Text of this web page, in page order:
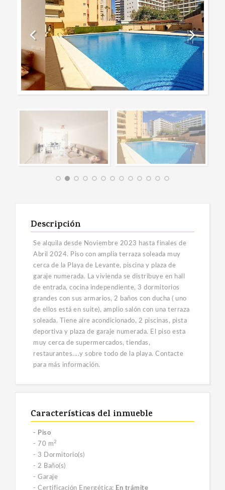
Descripción
Se alquila desde Noviembre 2023 hasta finales de
Abril 2024. Piso con amplia terraza soleada muy
cerca de la Playa de Levante, piscina y plaza de
garaje numerada. La vivienda se distribuye en hall
de entrada, cocina independiente, 3 dormitorios
grandes con sus armarios, 2 baños con ducha ( uno
de ellos está en suite), amplio salón con una terraza
soleada. Tiene aire acondicionado, 2 piscinas, pista
deportiva y plaza de garaje numerada. El piso esta
muy cerca de supermercados, tiendas,
restaurantes....y sobre todo de la playa. Contacte
para más información.
Características del inmueble
- Piso
- 70 m2
- 3 Dormitorio(s)
- 2 Baño(s)
- Garaje
- Certificación Energética: En trámite